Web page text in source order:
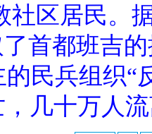
社区居民。
了首都班吉
民兵组织“
几十万人